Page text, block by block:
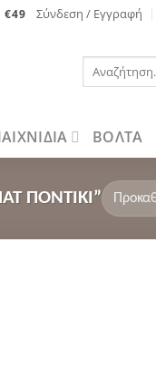
€49 Σύνδεση / Εγγραφή
Αναζήτηση
ΒΌΛΤΑ
ΠΟΝΤΙΚΊ”